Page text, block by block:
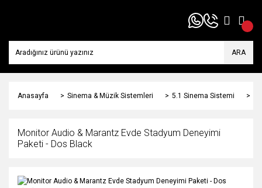
ARA
Anasayfa Sinema & Müzik Sistemleri 5.1 Sinema Sistemi
Monitor Audio & Marantz Evde Stadyum Deneyimi
Paketi - Dos Black